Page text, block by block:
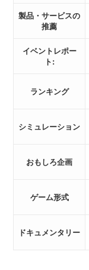
製品・サービスの
推薦
イベントレポー
ト:
ランキング
シミュレーション
おもしろ企画
ゲーム形式
ドキュメンタリー